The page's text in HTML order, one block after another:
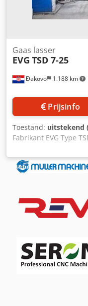
Đakovo 1.188 km
Gaas lasser
EVG TSD 7-25
Prijsinfo
Toestand: uitstekend
Fabrikant EVG Type
1993 Werkrichting L
KT 8… Liggerhoogte
(mm) max. (mm)
100/200 Rolafroller
glad/geribbeld
Stapelhoogte max.